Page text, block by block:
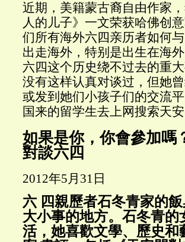
近期， 美籍蒙古裔自由作家
人的儿子》一文荣获哈佛创
们所有海外六四亲历者如何
出走海外，特别是出生在海
六四这个历史绕不过去的重
没有这样认真对谈过，但她
或发到她们小孩子们的交流
国来的留学生去上网搜索天安
如果是你，你會參加嗎
對談六四
2012年5月31日
六 四親歷者石冬青家的
大小事的地方。石冬青
活，她喜歡文學、歷史